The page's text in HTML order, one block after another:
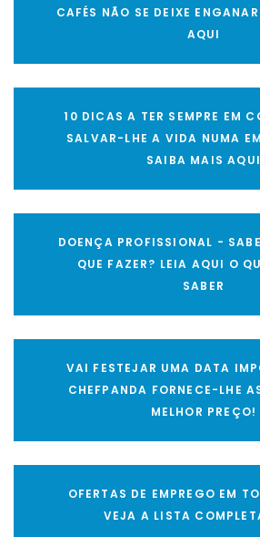
CAFÉS NÃO SE DEIXE
AQUI
10 DICAS A TER SEMPRE EM
SALVAR-LHE A VIDA NUMA
SAIBA MAIS AQUI
DOENÇA PROFISSIONAL -
QUE FAZER? LEIA AQUI O
SABER
VAI FESTEJAR UMA DATA
CHEFPANDA FORNECE-LHE
MELHOR PREÇO!
OFERTAS DE EMPREGO EM
VEJA A LISTA